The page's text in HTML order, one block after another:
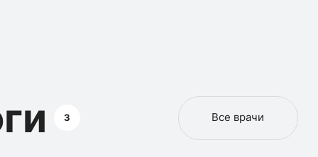
3 Все врачи